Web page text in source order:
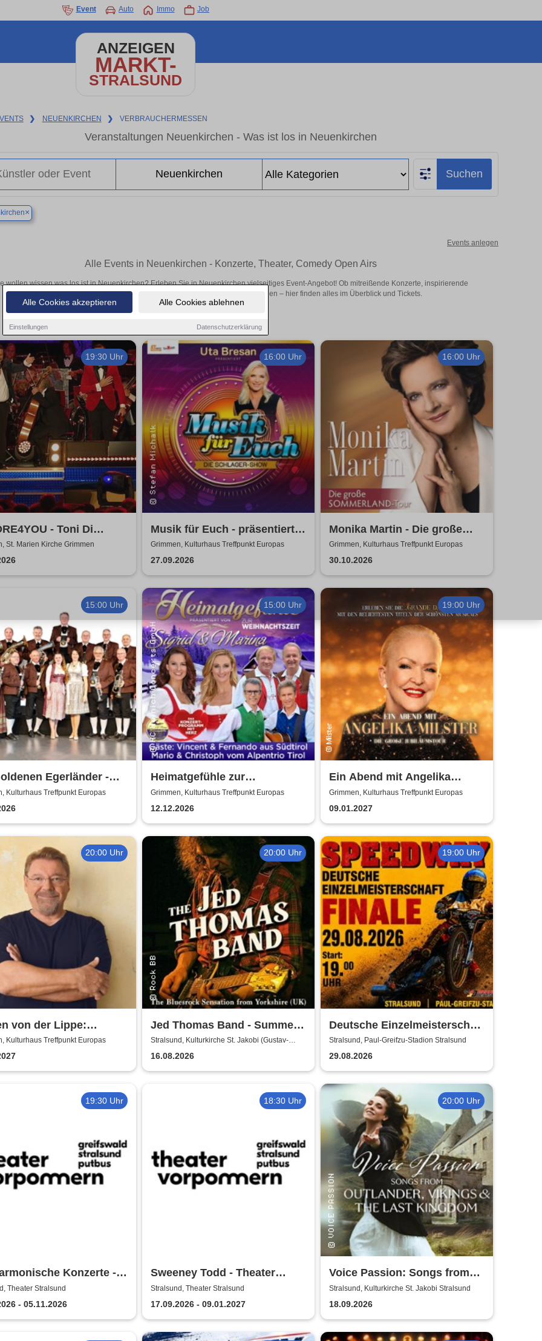
Alle Cookies akzeptieren Alle Cookies ablehnen
Einstellungen Datenschutzerklärung
Event Auto Immo Job
ANZEIGEN
MARKT-
STRALSUND
❯ NEUENKIRCHEN ❯ VERBRAUCHERMESSEN
Veranstaltungen Neuenkirchen - Was ist los in Neuenkirchen
Suchen
×
Events anlegen
Alle Events in Neuenkirchen - Konzerte, Theater, Comedy Open Airs
wollen wissen was los ist in Neuenkirchen? Erleben Sie in Neuenkirchen vielseitiges Event-Angebot! Ob mitreißende Konzerte, inspirierende
Theateraufführungen oder aufregende Veranstaltungen in Neuenkirchen – hier finden alles im Überblick und Tickets.
19:30 Uhr
- Toni Di
& Pietro Pato
St. Marien Kirche Grimmen
16:00 Uhr
Musik für Euch - präsentiert
von Uta Bresan
Grimmen, Kulturhaus Treffpunkt Europas
27.09.2026
16:00 Uhr
Monika Martin - Die große
Sommerland Tour
Grimmen, Kulturhaus Treffpunkt Europas
30.10.2026
15:00 Uhr
Egerländer -
aus dem Egerland
Kulturhaus Treffpunkt Europas
15:00 Uhr
Heimatgefühle zur
Weihnachtszeit 2026 - Das
Konzertprogramm mit Herz
Grimmen, Kulturhaus Treffpunkt Europas
12.12.2026
19:00 Uhr
Ein Abend mit Angelika
Milster - Jubiläumstournee
2027
Grimmen, Kulturhaus Treffpunkt Europas
09.01.2027
20:00 Uhr
von der Lippe:
- Comedy-
Kulturhaus Treffpunkt Europas
20:00 Uhr
Jed Thomas Band - Summer
Tour 2026
Stralsund, Kulturkirche St. Jakobi (Gustav-
Adolf-Saal)
16.08.2026
19:00 Uhr
Deutsche Einzelmeisterschaft
Finale | MC Nordstern
Stralsund
Stralsund, Paul-Greifzu-Stadion Stralsund
29.08.2026
19:30 Uhr
Konzerte -
Vorpommern
Theater Stralsund
- 05.11.2026
18:30 Uhr
Sweeney Todd - Theater
Vorpommern
Stralsund, Theater Stralsund
17.09.2026 - 09.01.2027
20:00 Uhr
Voice Passion: Songs from
Outlander, Vikings & The Last
Kingdom
Stralsund, Kulturkirche St. Jakobi Stralsund
18.09.2026